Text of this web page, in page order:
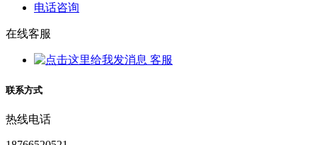
电话咨询
在线客服
客服
联系方式
热线电话